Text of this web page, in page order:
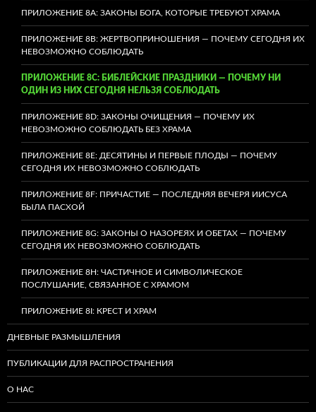
ПРИЛОЖЕНИЕ 8A: ЗАКОНЫ БОГА, КОТОРЫЕ ТРЕБУЮТ ХРАМА
ПРИЛОЖЕНИЕ 8B: ЖЕРТВОПРИНОШЕНИЯ — ПОЧЕМУ СЕГОДНЯ ИХ
НЕВОЗМОЖНО СОБЛЮДАТЬ
ПРИЛОЖЕНИЕ 8C: БИБЛЕЙСКИЕ ПРАЗДНИКИ — ПОЧЕМУ НИ
ОДИН ИЗ НИХ СЕГОДНЯ НЕЛЬЗЯ СОБЛЮДАТЬ
ПРИЛОЖЕНИЕ 8D: ЗАКОНЫ ОЧИЩЕНИЯ — ПОЧЕМУ ИХ
НЕВОЗМОЖНО СОБЛЮДАТЬ БЕЗ ХРАМА
ПРИЛОЖЕНИЕ 8E: ДЕСЯТИНЫ И ПЕРВЫЕ ПЛОДЫ — ПОЧЕМУ
СЕГОДНЯ ИХ НЕВОЗМОЖНО СОБЛЮДАТЬ
ПРИЛОЖЕНИЕ 8F: ПРИЧАСТИЕ — ПОСЛЕДНЯЯ ВЕЧЕРЯ ИИСУСА
БЫЛА ПАСХОЙ
ПРИЛОЖЕНИЕ 8G: ЗАКОНЫ О НАЗОРЕЯХ И ОБЕТАХ — ПОЧЕМУ
СЕГОДНЯ ИХ НЕВОЗМОЖНО СОБЛЮДАТЬ
ПРИЛОЖЕНИЕ 8H: ЧАСТИЧНОЕ И СИМВОЛИЧЕСКОЕ
ПОСЛУШАНИЕ, СВЯЗАННОЕ С ХРАМОМ
ПРИЛОЖЕНИЕ 8I: КРЕСТ И ХРАМ
ДНЕВНЫЕ РАЗМЫШЛЕНИЯ
ПУБЛИКАЦИИ ДЛЯ РАСПРОСТРАНЕНИЯ
О НАС